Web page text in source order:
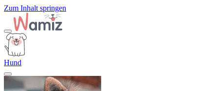
Zum Inhalt springen
Hund